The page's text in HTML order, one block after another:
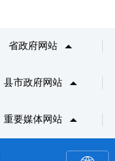
省政府网站
县市政府网站
重要媒体网站